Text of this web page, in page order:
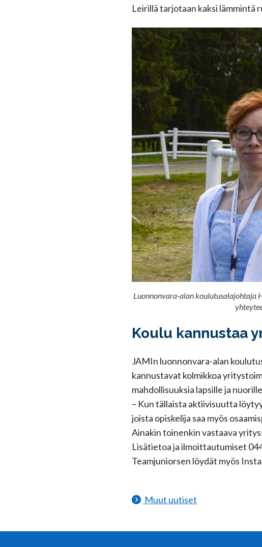
Leirillä tarjotaan kaksi lämmintä
Luonnonvara-alan koulutusalajohtaja
Koulu kannustaa
JAMIn luonnonvara-alan
kannustavat kolmikkoa
mahdollisuuksia lapsille ja
– Kun tällaista aktiivisuutta
joista opiskelija saa myös
Ainakin toinenkin vastaava
Lisätietoa ja ilmoittautumiset
Teamjuniorsen löydät myös
Muut uutiset